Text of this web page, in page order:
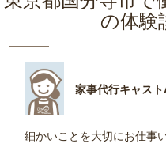
の体験
家事代行キャス
細かいことを大切にお仕事